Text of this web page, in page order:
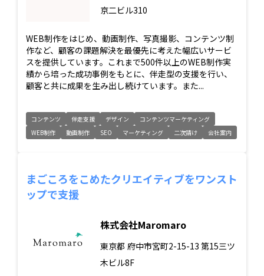
京二ビル310
WEB制作をはじめ、動画制作、写真撮影、コンテンツ制
作など、顧客の課題解決を最優先に考えた幅広いサービ
スを提供しています。これまで500件以上のWEB制作実
績から培った成功事例をもとに、伴走型の支援を行い、
顧客と共に成果を生み出し続けています。また...
コンテンツ 伴走支援 デザイン
コンテンツマーケティング
WEB制作
動画制作 SEO マーケティング 二次請け 会社案内
まごころをこめたクリエイティブをワンスト
ップで支援
株式会社Maromaro
東京都 府中市宮町2-15-13 第15三ツ
木ビル8F